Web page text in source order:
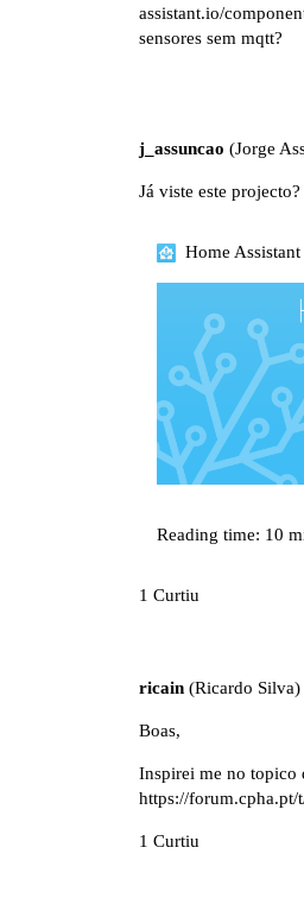
assistant.io/
sensores sem mqtt?
j_assuncao (Jorge
Já viste este projecto?
Home
Reading time: 10
1 Curtiu
ricain (Ricardo Silva)
Boas,
Inspirei me no topico
https://forum.cpha.pt/
1 Curtiu